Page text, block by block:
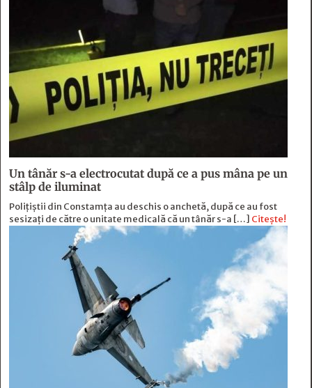
Un tânăr s-a electrocutat după ce a pus mâna pe un
stâlp de iluminat
Poliţiştii din Constamţa au deschis o anchetă, după ce au fost
sesizaţi de către o unitate medicală că un tânăr s-a […] Citește!